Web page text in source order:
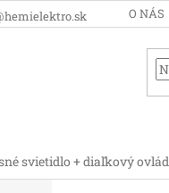
O NÁS
svietidlo + diaľkový